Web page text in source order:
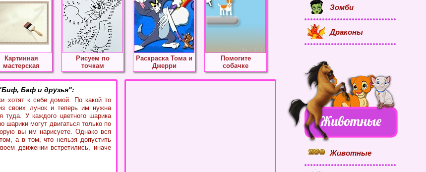
Картинная
мастерская
Рисуем по
точкам
Раскраска Тома и
Джерри
Помогите
собачке
Баф и друзья":
хотят к себе домой. По какой то
своих лунок и теперь им нужна
туда. У каждого цветного шарика
шарики могут двигаться только по
вы им нарисуете. Однако вся
а в том, что нельзя допустить
движении встретились, иначе
Зомби
Драконы
Животные